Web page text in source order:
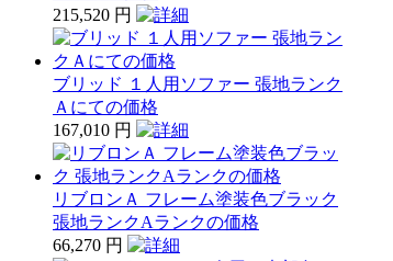
215,520 円
ブリッド １人用ソファー 張地ランク
Ａにての価格
167,010 円
リブロンＡ フレーム塗装色ブラック
張地ランクAランクの価格
66,270 円